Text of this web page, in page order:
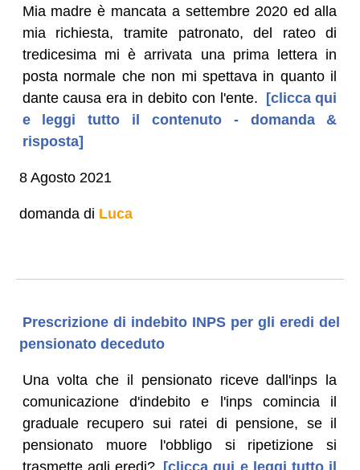
Mia madre è mancata a settembre 2020 ed alla
mia richiesta, tramite patronato, del rateo di
tredicesima mi è arrivata una prima lettera in
posta normale che non mi spettava in quanto il
dante causa era in debito con l'ente. [clicca qui
e leggi tutto il contenuto - domanda &
risposta]
8 Agosto 2021
domanda di Luca
Prescrizione di indebito INPS per gli eredi del
pensionato deceduto
Una volta che il pensionato riceve dall'inps la
comunicazione d'indebito e l'inps comincia il
graduale recupero sui ratei di pensione, se il
pensionato muore l'obbligo si ripetizione si
trasmette agli eredi? [clicca qui e leggi tutto il